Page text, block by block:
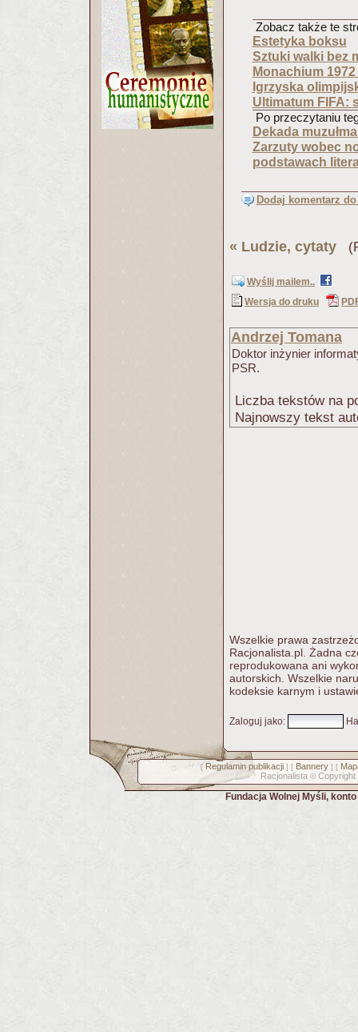
Zobacz także te
Estetyka boksu
Sztuki walki bez
Monachium
Igrzyska
Ultimatum FIFA:
Po przeczytaniu
Dekada
Zarzuty wobec
podstawach
Dodaj komentarz
« Ludzie, cytaty
Wyślij mailem..
Wersja do druku
Andrzej Tomana
Doktor inżynier
PSR.
Liczba tekstów na
Najnowszy tekst
Wszelkie prawa
Racjonalista.pl. Żadna
reprodukowana ani
autorskich. Wszelkie
kodeksie karnym i
Zaloguj jako:
[ Regulamin publikacji] [ Bannery] [
Racjonalista © Copyright
Fundacja Wolnej Myśli,